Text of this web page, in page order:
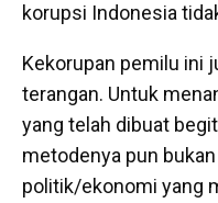
korupsi Indonesia
Kekorupan pemilu ini
terangan. Untuk
yang telah dibuat
metodenya pun
politik/ekonomi yang